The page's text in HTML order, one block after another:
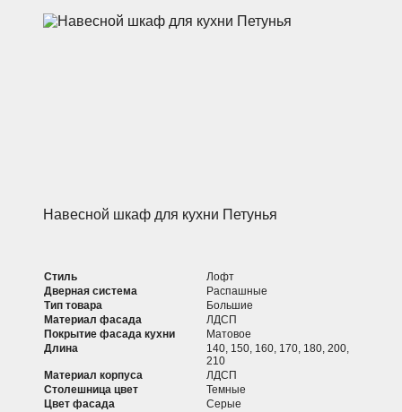
Навесной шкаф для кухни Петунья
Стиль
Лофт
Дверная система
Распашные
Тип товара
Большие
Материал фасада
ЛДСП
Покрытие фасада кухни
Матовое
Длина
140, 150, 160, 170, 180, 200,
210
Материал корпуса
ЛДСП
Столешница цвет
Темные
Цвет фасада
Серые